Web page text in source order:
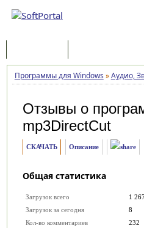
Программы для Windows »Аудио,
Отзывы о
mp3DirectCut
СКАЧАТЬ Описание
Общая статистика
Загрузок всего
1
Загрузок за сегодня
8
Кол-во комментариев
232